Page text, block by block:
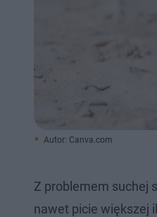
Autor: Canva.com
Z problemem suchej
nawet picie większej